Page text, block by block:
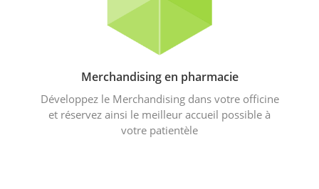
Merchandising en pharmacie
Développez le Merchandising dans votre officine
et réservez ainsi le meilleur accueil possible à
votre patientèle